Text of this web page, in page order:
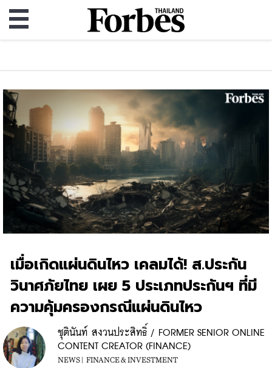
เมื่อเกิดแผ่นดินไหว เคลมได้! ส.ประกัน
วินาศภัยไทย เผย 5 ประเภทประกันฯ ที่มี
ความคุ้มครองกรณีแผ่นดินไหว
ชุตินันท์ สงวนประสิทธิ์ / FORMER SENIOR ONLINE
CONTENT CREATOR (FINANCE)
NEWS | FINANCE & INVESTMENT